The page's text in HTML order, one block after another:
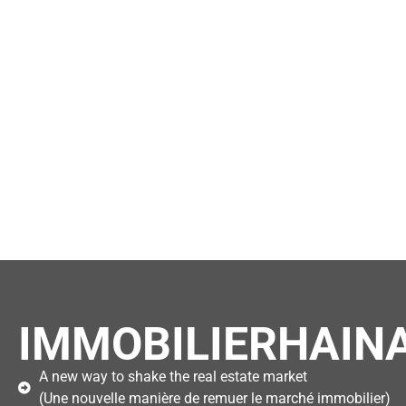
A new way to shake the real estate market
(Une nouvelle manière de remuer le marché immobilier)